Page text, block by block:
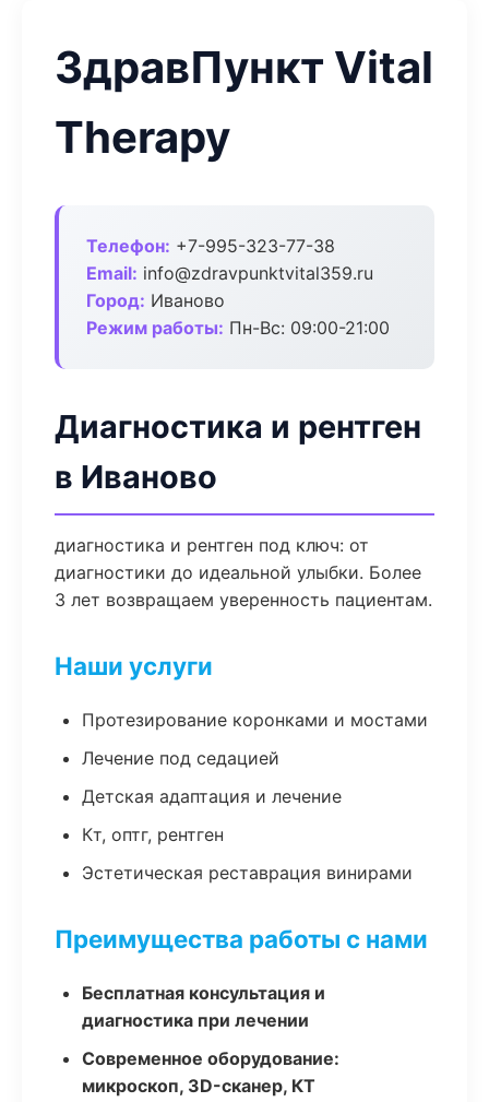
ЗдравПункт Vital
Therapy
Телефон: +7-995-323-77-38
Email: info@zdravpunktvital359.ru
Город: Иваново
Режим работы: Пн-Вс: 09:00-21:00
Диагностика и рентген
в Иваново
диагностика и рентген под ключ: от
диагностики до идеальной улыбки. Более
3 лет возвращаем уверенность пациентам.
Наши услуги
Протезирование коронками и мостами
Лечение под седацией
Детская адаптация и лечение
Кт, оптг, рентген
Эстетическая реставрация винирами
Преимущества работы с нами
Бесплатная консультация и
диагностика при лечении
Современное оборудование:
микроскоп, 3D-сканер, КТ